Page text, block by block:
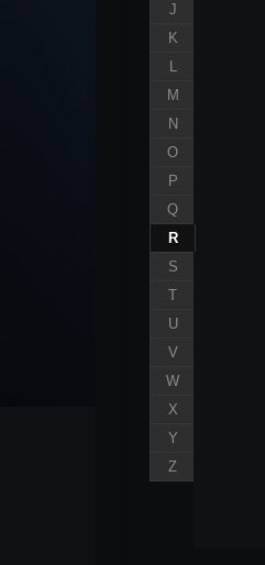
J
K
L
M
N
O
P
Q
R
S
T
U
V
W
X
Y
Z